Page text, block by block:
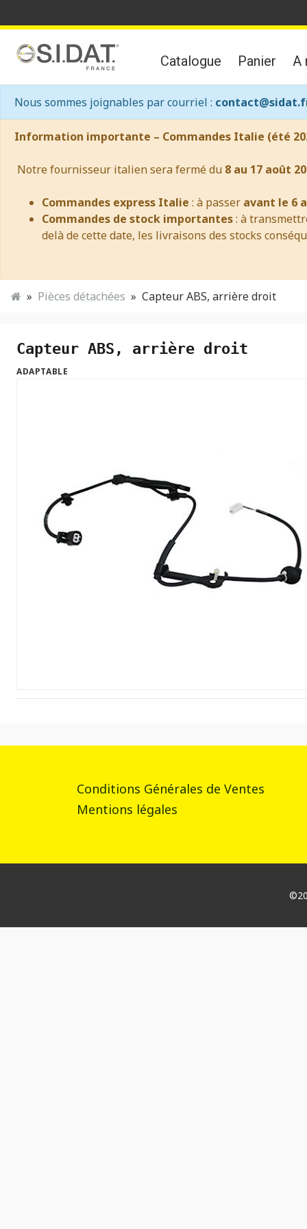
Catalogue Panier A
Nous sommes joignables par courriel :
Information importante – Commandes Italie (été
Notre fournisseur italien sera fermé du 8 au 17 août
Commandes express Italie : à passer avant le 6
Commandes de stock importantes: à
delà de cette date, les livraisons des stocks
Pièces détachées Capteur ABS, arrière droit
Capteur ABS, arrière droit
ADAPTABLE
Conditions Générales de Ventes
Mentions légales